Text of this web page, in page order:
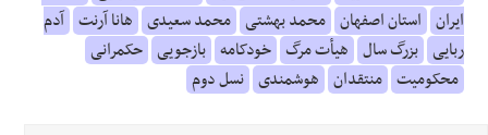
ایران استان اصفهان محمد بهشتی محمد سعیدی هانا آرنت آدم
ربایی بزرگ سال هیأت مرگ خودکامه بازجویی حکمرانی
محکومیت منتقدان هوشمندی نسل دوم